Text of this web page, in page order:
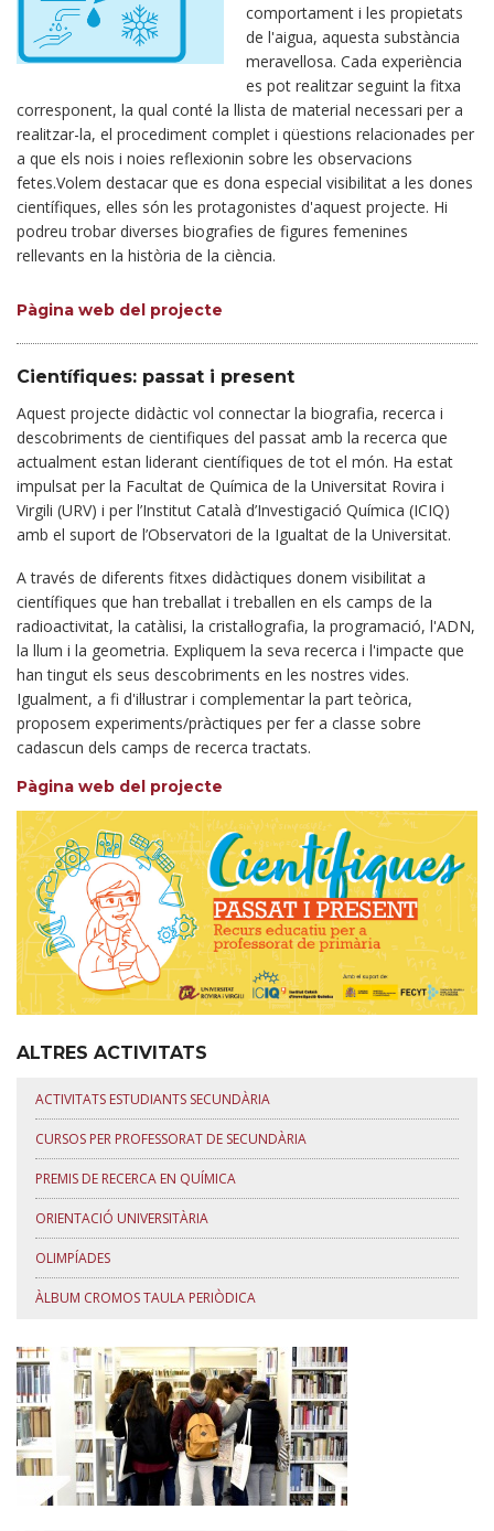
comportament i les propietats
de l'aigua, aquesta substància
meravellosa. Cada experiència
es pot realitzar seguint la fitxa
corresponent, la qual conté la llista de material necessari per a
realitzar-la, el procediment complet i qüestions relacionades per
a que els nois i noies reflexionin sobre les observacions
fetes.Volem destacar que es dona especial visibilitat a les dones
científiques, elles són les protagonistes d'aquest projecte. Hi
podreu trobar diverses biografies de figures femenines
rellevants en la història de la ciència.
Pàgina web del projecte
Científiques: passat i present
Aquest projecte didàctic vol connectar la biografia, recerca i
descobriments de cientifiques del passat amb la recerca que
actualment estan liderant científiques de tot el món. Ha estat
impulsat per la Facultat de Química de la Universitat Rovira i
Virgili (URV) i per l’Institut Català d’Investigació Química (ICIQ)
amb el suport de l’Observatori de la Igualtat de la Universitat.
A través de diferents fitxes didàctiques donem visibilitat a
científiques que han treballat i treballen en els camps de la
radioactivitat, la catàlisi, la cristal·lografia, la programació, l'ADN,
la llum i la geometria. Expliquem la seva recerca i l'impacte que
han tingut els seus descobriments en les nostres vides.
Igualment, a fi d'il·lustrar i complementar la part teòrica,
proposem experiments/pràctiques per fer a classe sobre
cadascun dels camps de recerca tractats.
Pàgina web del projecte
ALTRES ACTIVITATS
ACTIVITATS ESTUDIANTS SECUNDÀRIA
CURSOS PER PROFESSORAT DE SECUNDÀRIA
PREMIS DE RECERCA EN QUÍMICA
ORIENTACIÓ UNIVERSITÀRIA
OLIMPÍADES
ÀLBUM CROMOS TAULA PERIÒDICA